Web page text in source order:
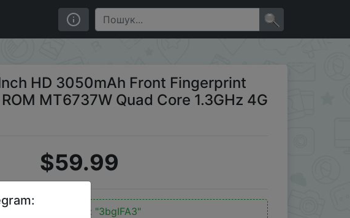
Quad Core 1.3GHz 4G Smartphone
HD 3050mAh Front Fingerprint
MT6737W Quad Core 1.3GHz 4G
$59.99
Промокод: "3bgIFA3"